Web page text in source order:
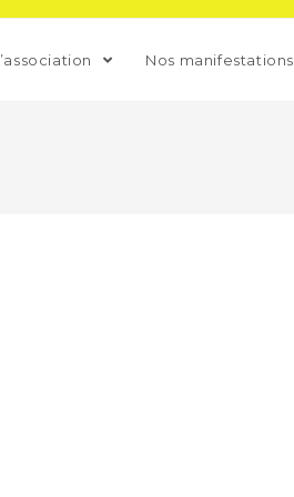
Nos manifestations